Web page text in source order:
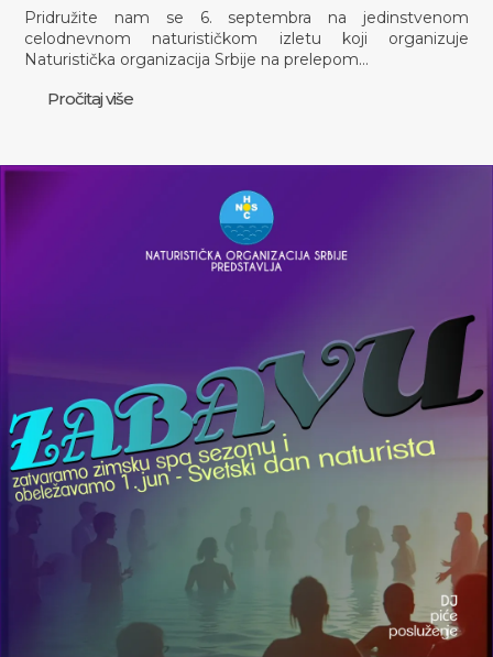
Pridružite nam se 6. septembra na jedinstvenom
celodnevnom naturističkom izletu koji organizuje
Naturistička organizacija Srbije na prelepom…
Pročitaj više